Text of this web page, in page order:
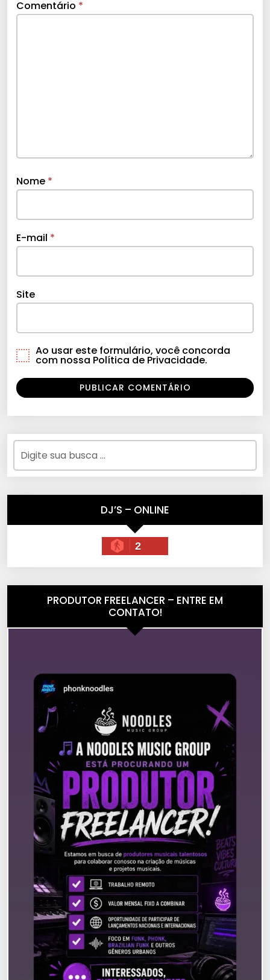
Comentário *
Nome *
E-mail *
Site
Ao usar este formulário, você concorda
com nossa Política de Privacidade.
DJ’S – ONLINE
2
PRODUTOR FREELANCER – ENTRE EM
CONTATO!